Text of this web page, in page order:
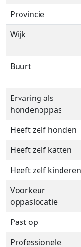
Provincie
Wijk
Buurt
Ervaring als
hondenoppas
Heeft zelf honden
Heeft zelf katten
Heeft zelf kinderen
Voorkeur
oppaslocatie
Past op
Professionele